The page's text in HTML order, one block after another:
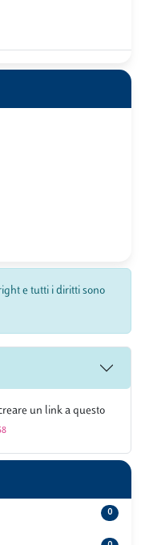
e tutti i diritti sono
un link a questo
0